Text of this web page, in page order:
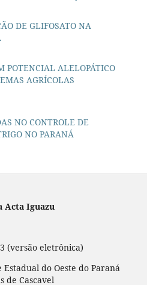
DE GLIFOSATO NA
POTENCIAL ALELOPÁTICO
AGRÍCOLAS
NO CONTROLE DE
NO PARANÁ
Acta Iguazu
(versão eletrônica)
do Oeste do Paraná
de Cascavel